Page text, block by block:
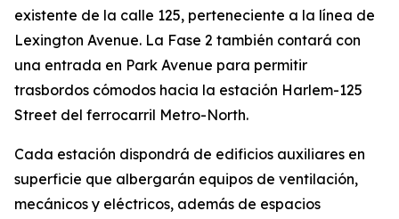
existente de la calle 125, perteneciente a la línea de
Lexington Avenue. La Fase 2 también contará con
una entrada en Park Avenue para permitir
trasbordos cómodos hacia la estación Harlem-125
Street del ferrocarril Metro-North.
Cada estación dispondrá de edificios auxiliares en
superficie que albergarán equipos de ventilación,
mecánicos y eléctricos, además de espacios